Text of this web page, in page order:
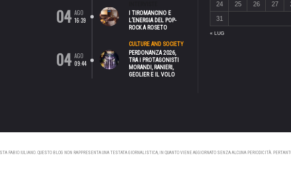
04 AGO
16:39
I TIROMANCINO E
L’ENERGIA DEL POP-
ROCK A ROSETO
04 AGO
09:44
CULTURE AND SOCIETY
PERDONANZA 2026,
TRA I PROTAGONISTI
MORANDI, RANIERI,
GEOLIER E IL VOLO
« LUG
24
25 26 27
31
FABIO IULIANO. QUESTO BLOG NON RAPPRESENTA UNA TESTATA GIORNALISTICA, IN QUANTO VIENE AGGIORNATO SENZA ALCUNA PERIODICITÀ.